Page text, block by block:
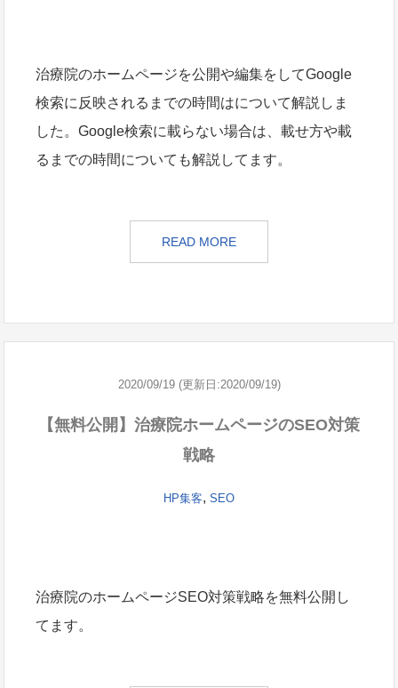
治療院のホームページを公開や編集をしてGoogle
検索に反映されるまでの時間はについて解説しま
した。Google検索に載らない場合は、載せ方や載
るまでの時間についても解説してます。
READ MORE
2020/09/19 (更新日:2020/09/19)
【無料公開】治療院ホームページのSEO対策
戦略
HP集客, SEO
治療院のホームページSEO対策戦略を無料公開し
てます。